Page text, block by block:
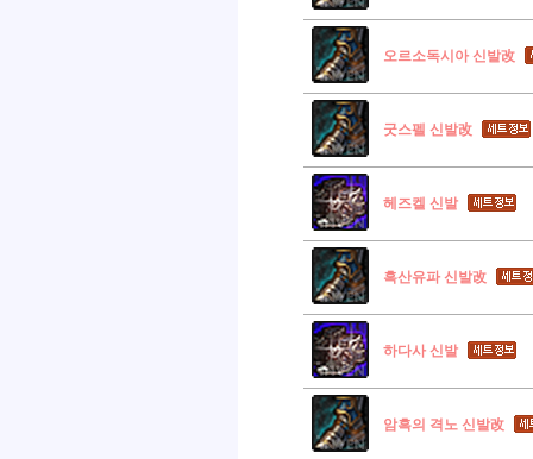
오르소독시아 신발改
굿스펠 신발改
헤즈켈 신발
흑산유파 신발改
하다사 신발
암흑의 격노 신발改